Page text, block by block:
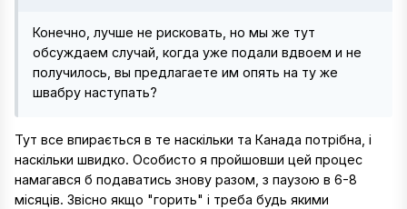
Конечно, лучше не рисковать, но мы же тут
обсуждаем случай, когда уже подали вдвоем и не
получилось, вы предлагаете им опять на ту же
швабру наступать?
Тут все впирається в те наскільки та Канада потрібна, і
наскільки швидко. Особисто я пройшовши цей процес
намагався б подаватись знову разом, з паузою в 6-8
місяців. Звісно якщо "горить" і треба будь якими